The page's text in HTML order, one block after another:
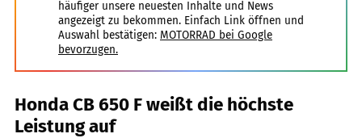
häufiger unsere neuesten Inhalte und News
angezeigt zu bekommen. Einfach Link öffnen und
Auswahl bestätigen: MOTORRAD bei Google
bevorzugen.
Honda CB 650 F weißt die höchste
Leistung auf